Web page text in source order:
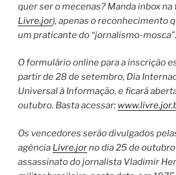
quer ser o mecenas? Manda inbox na
Livre.jor​), apenas o reconhecimento
um praticante do “jornalismo-mosca”.
O formulário online para a inscrição
partir de 28 de setembro, Dia
Universal à Informação, e ficará
outubro. Basta acessar:
Os vencedores serão divulgados
agência Livre.jorno dia 25 de
assassinato do jornalista Vladimir